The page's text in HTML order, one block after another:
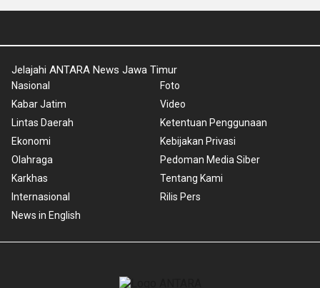
Jelajahi ANTARA News Jawa Timur
Nasional
Kabar Jatim
Lintas Daerah
Ekonomi
Olahraga
Karkhas
Internasional
News in English
Foto
Video
Ketentuan Penggunaan
Kebijakan Privasi
Pedoman Media Siber
Tentang Kami
Rilis Pers